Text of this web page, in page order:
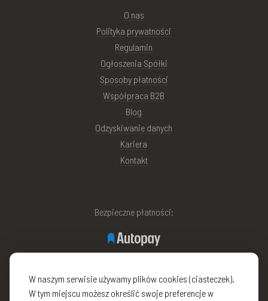
W naszym serwisie używamy plików cookies (ciasteczek).
W tym miejscu możesz określić swoje preferencje w
O nas
Polityka prywatności
Regulamin
Ogłoszenia Spółki
Sposoby płatności
Współpraca B2B
Blog
Odzyskiwanie danych
Kariera
Kontakt
Bezpieczne płatności: